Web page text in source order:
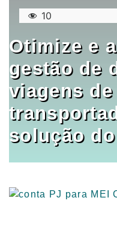
10
Otimize e
gestão de
viagens
solução